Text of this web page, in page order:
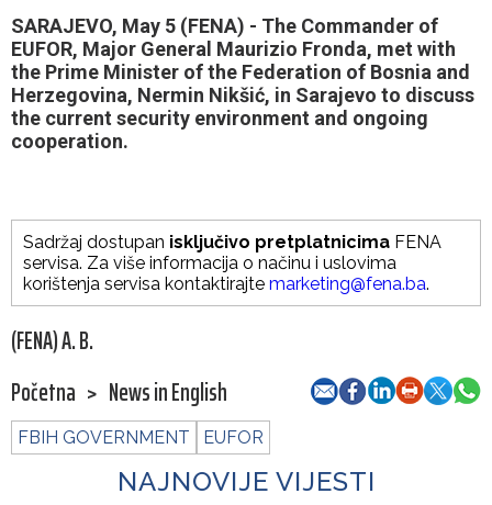
SARAJEVO, May 5 (FENA) - The Commander of
EUFOR, Major General Maurizio Fronda, met with
the Prime Minister of the Federation of Bosnia and
Herzegovina, Nermin Nikšić, in Sarajevo to discuss
the current security environment and ongoing
cooperation.
Sadržaj dostupan isključivo pretplatnicima FENA
servisa. Za više informacija o načinu i uslovima
korištenja servisa kontaktirajte marketing@fena.ba.
(FENA) A. B.
Početna > News in English
FBIH GOVERNMENT EUFOR
NAJNOVIJE VIJESTI